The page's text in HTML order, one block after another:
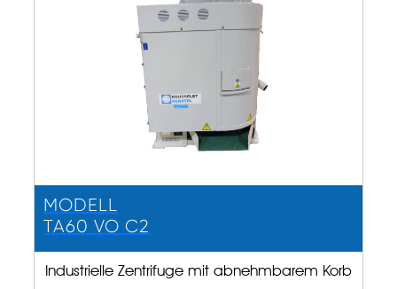
MODELL
TA60 VO C2
Industrielle Zentrifuge mit abnehmbarem Korb